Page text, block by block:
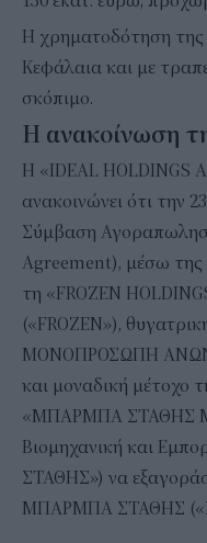
Η χρηματοδότηση της
Κεφάλαια και με
σκόπιμο.
H ανακοίνωση
Η «IDEAL HOLDINGS
ανακοινώνει ότι την
Σύμβαση
Agreement), μέσω
τη «FROZEN
(«FROZEN»),
ΜΟΝΟΠΡΟΣΩΠΗ
και μοναδική μέτοχο
«ΜΠΑΡΜΠΑ ΣΤΑΘΗΣ
Βιομηχανική και
ΣΤΑΘΗΣ») να
ΜΠΑΡΜΠΑ ΣΤΑΘΗΣ